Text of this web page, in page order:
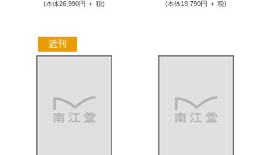
(本体26,990円 ＋ 税) (本体19,790円 ＋ 税)